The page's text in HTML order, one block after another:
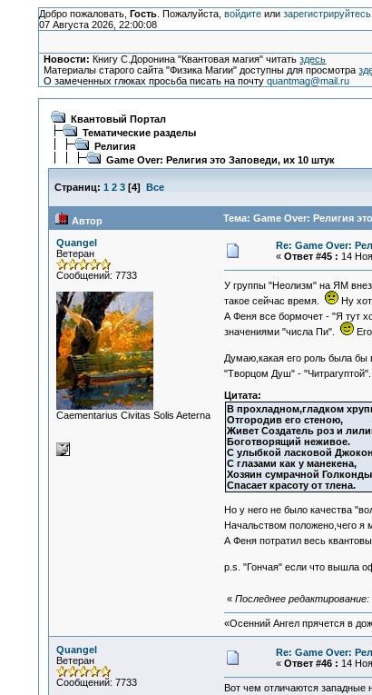
Добро пожаловать, Гость. Пожалуйста, войдитеили зарегистрируйтесь.
07 Августа 2026, 22:00:08
Новости: Книгу С.Доронина "Квантовая магия" читатьздесь
Материалы старого сайта "Физика Магии" доступны для просмотра
О замеченных глюках просьба писать на почтуquantmag@mail.ru
Квантовый Портал
Тематические разделы
Религия
Game Over: Религия это Заповеди, их 10 штук
Страниц: 1 2 3[4] Все
Автор Тема: Game Over: Религия
Quangel
Ветеран
Сообщений: 7733
Сaementarius Civitas Solis Aeterna
Re: Game Over:
« Ответ #45 : 14
У группы "Неолизм" на ЯМ
такое сейчас время.
Ну
А Феня все бормочет - "Я тут
значениями "числа Пи".
Думаю,какая его роль была
"Творцом Душ" -
Цитата:
В прохладном,гладком
Отгородив его стеною,
Живет Создатель роз и
Боготворящий неживое.
С улыбкой ласковой
С глазами как у манекена,
Хозяин сумрачной Голконды
Спасает красоту от тлена.
Но у него не было качества
Начальством положено,чего я
А Феня потратил весь
p.s. "Гончая" если что вышла
« Последнее
«Осенний Ангел прячется в
Quangel
Ветеран
Сообщений: 7733
Re: Game Over:
« Ответ #46 : 14
Вот чем отличаются западные